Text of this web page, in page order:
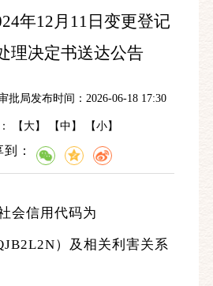
年12月11日变更登记
理决定书送达公告
批局发布时间：2026-06-18 17:30
【 大】 【中 】 【小】
：
会信用代码为
） 及相关利害关系